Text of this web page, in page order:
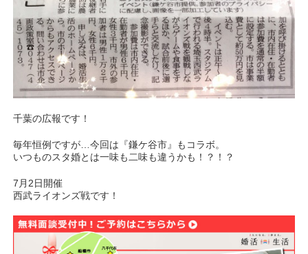
千葉の広報です！
毎年恒例ですが…今回は『鎌ケ谷市』もコラボ。
いつものスタ婚とは一味も二味も違うかも！？！？
7月2日開催
西武ライオンズ戦です！